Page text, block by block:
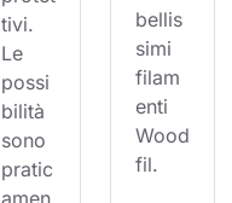
tivi.
Le
possi
bilità
sono
pratic
bellis
simi
filam
enti
Wood
fil.